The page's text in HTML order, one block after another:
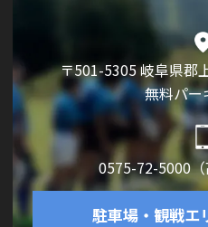
〒501-5305 岐阜県郡
無料パー
0575-72-5000（
駐車場・観戦エ